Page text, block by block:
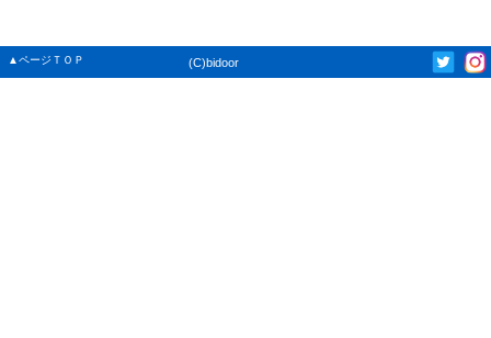
▲ページＴＯＰ (C)bidoor